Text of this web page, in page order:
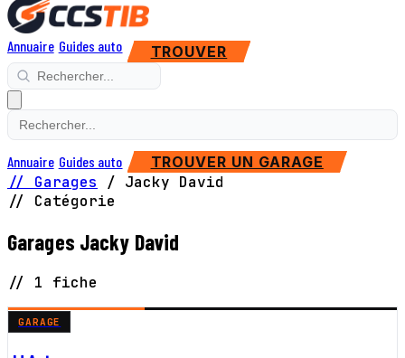
Annuaire Guides auto TROUVER
Annuaire Guides auto TROUVER UN GARAGE
// Garages / Jacky David
// Catégorie
Garages Jacky David
// 1 fiche
GARAGE